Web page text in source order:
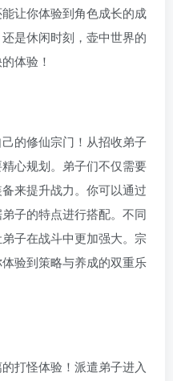
让你体验到角色成长的成
是休闲时刻，壶中世界的
体验！
的修仙宗门！从招收弟子
心规划。弟子们不仅需要
来提升战力。你可以通过
子的特点进行搭配。不同
子在战斗中更加强大。宗
验到策略与养成的双重乐
打怪体验！派遣弟子进入